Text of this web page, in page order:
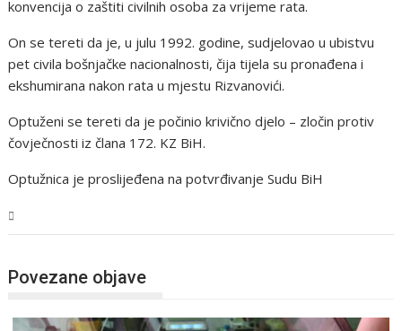
konvencija o zaštiti civilnih osoba za vrijeme rata.
On se tereti da je, u julu 1992. godine, sudjelovao u ubistvu
pet civila bošnjačke nacionalnosti, čija tijela su pronađena i
ekshumirana nakon rata u mjestu Rizvanovići.
Optuženi se tereti da je počinio krivično djelo – zločin protiv
čovječnosti iz člana 172. KZ BiH.
Optužnica je proslijeđena na potvrđivanje Sudu BiH
Povezane objave